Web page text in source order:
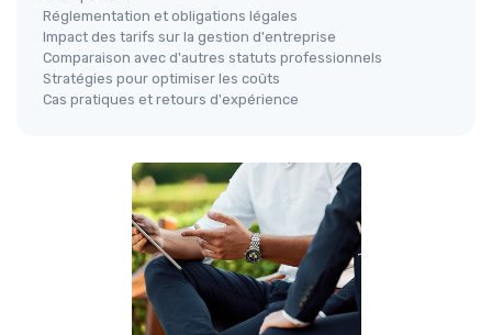
Réglementation et obligations légales
Impact des tarifs sur la gestion d'entreprise
Comparaison avec d'autres statuts professionnels
Stratégies pour optimiser les coûts
Cas pratiques et retours d'expérience